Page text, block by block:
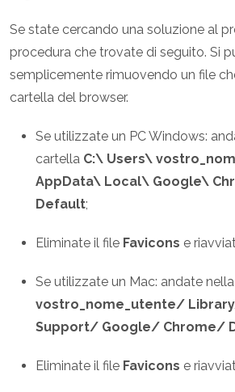
Se state cercando una soluzione al
procedura che trovate di seguito. Si
semplicemente rimuovendo un file
cartella del browser.
Se utilizzate un PC Windows:
cartella C:\ Users\
AppData\ Local\ Google\
Default;
Eliminate il file Favicons e
Se utilizzate un Mac: andate
vostro_nome_utente/
Support/ Google/ Chrome/
Eliminate il file Favicons e